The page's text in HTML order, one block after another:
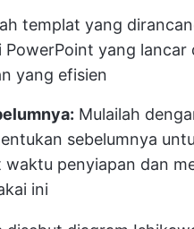
templat yang
yang lancar
yang efisien
Mulailah
sebelumnya
penyiapan dan
ini